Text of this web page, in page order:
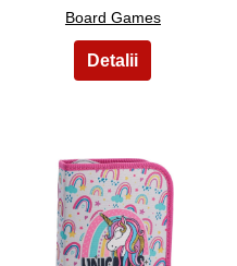
Board Games
22